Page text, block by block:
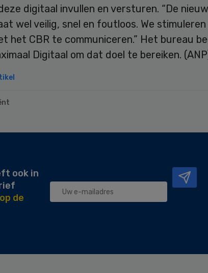
digitaal invullen en versturen. “De
wel veilig, snel en foutloos. We
het CBR te communiceren.” Het bureau
Digitaal om dat doel te bereiken.
ook in
de